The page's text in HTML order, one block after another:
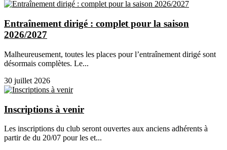
Entraînement dirigé : complet pour la saison
2026/2027
Malheureusement, toutes les places pour l’entraînement dirigé sont
désormais complètes. Le...
30 juillet 2026
Inscriptions à venir
Les inscriptions du club seront ouvertes aux anciens adhérents à
partir de du 20/07 pour les et...